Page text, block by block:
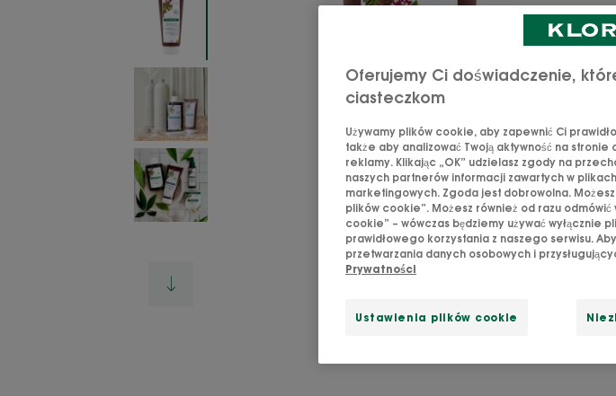
Oferujemy Ci doświadczenie,
ciasteczkom
Używamy plików cookie, aby zapewnić Ci
także aby analizować Twoją aktywność na
reklamy. Klikając „OK” udzielasz zgody na
naszych partnerów informacji zawartych w
marketingowych. Zgoda jest dobrowolna.
plików cookie”. Możesz również od razu
cookie” – wówczas będziemy używać wyłącznie
prawidłowego korzystania z naszego serwisu.
przetwarzania danych osobowych i
Prywatności
Ustawienia plików cookie